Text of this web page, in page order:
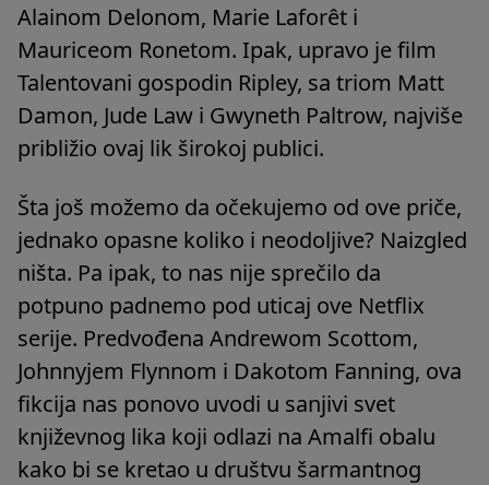
Alainom Delonom, Marie Laforêt i
Mauriceom Ronetom. Ipak, upravo je film
Talentovani gospodin Ripley, sa triom Matt
Damon, Jude Law i Gwyneth Paltrow, najviše
približio ovaj lik širokoj publici.
Šta još možemo da očekujemo od ove priče,
jednako opasne koliko i neodoljive? Naizgled
ništa. Pa ipak, to nas nije sprečilo da
potpuno padnemo pod uticaj ove Netflix
serije. Predvođena Andrewom Scottom,
Johnnyjem Flynnom i Dakotom Fanning, ova
fikcija nas ponovo uvodi u sanjivi svet
književnog lika koji odlazi na Amalfi obalu
kako bi se kretao u društvu šarmantnog